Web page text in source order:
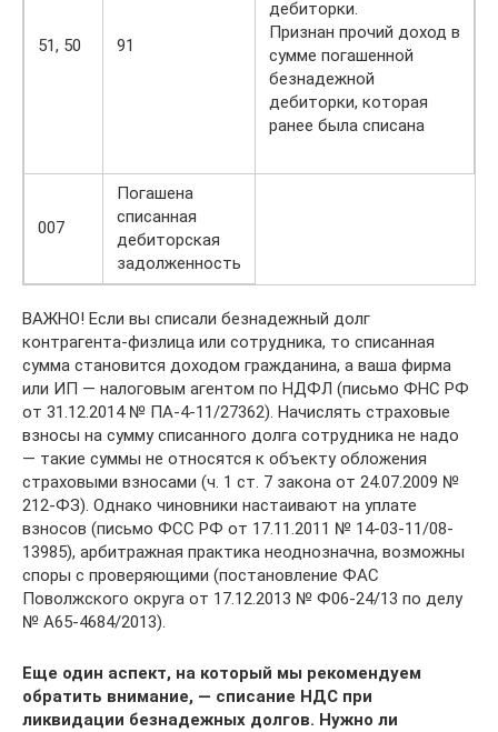
51, 50 91
дебиторки.
Признан прочий доход в
сумме погашенной
безнадежной
дебиторки, которая
ранее была списана
007
Погашена
списанная
дебиторская
задолженность
ВАЖНО! Если вы списали безнадежный долг
контрагента-физлица или сотрудника, то списанная
сумма становится доходом гражданина, а ваша фирма
или ИП — налоговым агентом по НДФЛ (письмо ФНС РФ
от 31.12.2014 № ПА-4-11/27362). Начислять страховые
взносы на сумму списанного долга сотрудника не надо
— такие суммы не относятся к объекту обложения
страховыми взносами (ч. 1 ст. 7 закона от 24.07.2009 №
212-ФЗ). Однако чиновники настаивают на уплате
взносов (письмо ФСС РФ от 17.11.2011 № 14-03-11/08-
13985), арбитражная практика неоднозначна, возможны
споры с проверяющими (постановление ФАС
Поволжского округа от 17.12.2013 № Ф06-24/13 по делу
№ А65-4684/2013).
Еще один аспект, на который мы рекомендуем
обратить внимание, — списание НДС при
ликвидации безнадежных долгов. Нужно ли